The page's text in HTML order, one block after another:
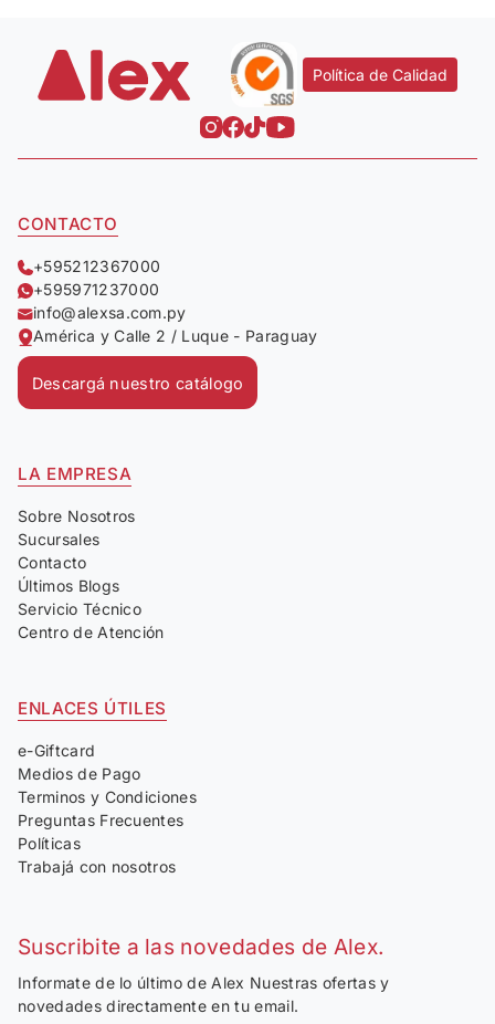
Política de Calidad
CONTACTO
+595212367000
+595971237000
info@alexsa.com.py
América y Calle 2 / Luque - Paraguay
Descargá nuestro catálogo
LA EMPRESA
Sobre Nosotros
Sucursales
Contacto
Últimos Blogs
Servicio Técnico
Centro de Atención
ENLACES ÚTILES
e-Giftcard
Medios de Pago
Terminos y Condiciones
Preguntas Frecuentes
Políticas
Trabajá con nosotros
Suscribite a las novedades de Alex.
Informate de lo último de Alex Nuestras ofertas y
novedades directamente en tu email.